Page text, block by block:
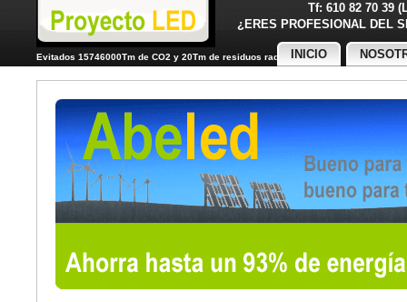
Tf: 610 82 70 39
¿ERES PROFESIONAL
Evitados 15746000Tm de CO2 y 20Tm de residuos radiactivos
INICIO